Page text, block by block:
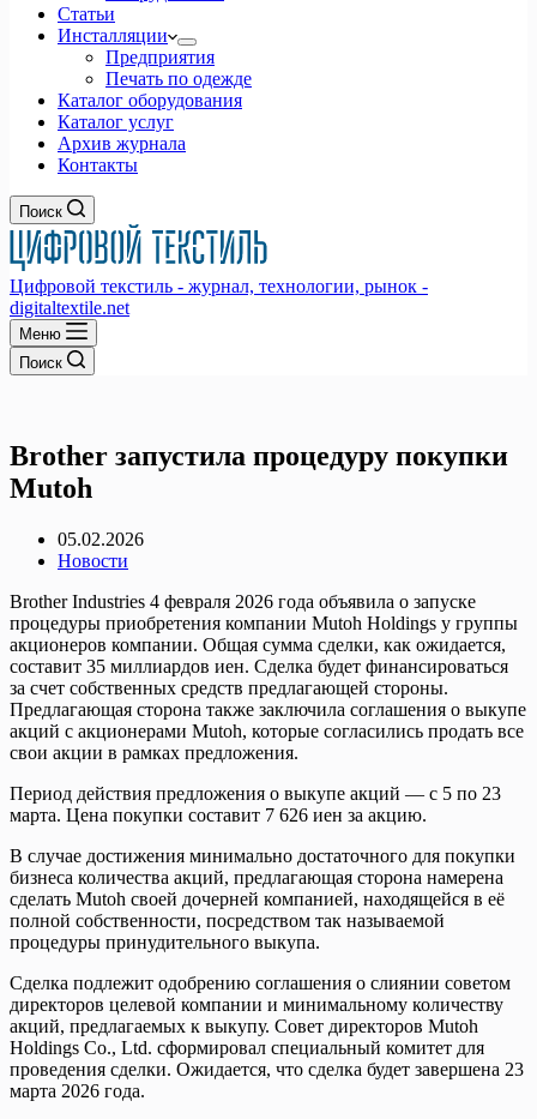
Статьи
Инсталляции
Предприятия
Печать по одежде
Каталог оборудования
Каталог услуг
Архив журнала
Контакты
Поиск
Цифровой текстиль - журнал, технологии, рынок -
digitaltextile.net
Меню
Поиск
Brother запустила процедуру покупки
Mutoh
05.02.2026
Новости
Brother Industries 4 февраля 2026 года объявила о запуске
процедуры приобретения компании Mutoh Holdings у группы
акционеров компании. Общая сумма сделки, как ожидается,
составит 35 миллиардов иен. Сделка будет финансироваться
за счет собственных средств предлагающей стороны.
Предлагающая сторона также заключила соглашения о выкупе
акций с акционерами Mutoh, которые согласились продать все
свои акции в рамках предложения.
Период действия предложения о выкупе акций — с 5 по 23
марта. Цена покупки составит 7 626 иен за акцию.
В случае достижения минимально достаточного для покупки
бизнеса количества акций, предлагающая сторона намерена
сделать Mutoh своей дочерней компанией, находящейся в её
полной собственности, посредством так называемой
процедуры принудительного выкупа.
Сделка подлежит одобрению соглашения о слиянии советом
директоров целевой компании и минимальному количеству
акций, предлагаемых к выкупу. Совет директоров Mutoh
Holdings Co., Ltd. сформировал специальный комитет для
проведения сделки. Ожидается, что сделка будет завершена 23
марта 2026 года.